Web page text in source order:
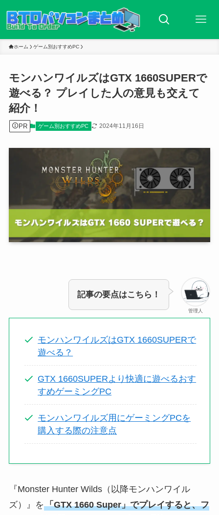
ホーム ゲーム別おすすめPC
モンハンワイルズはGTX 1660SUPERで
遊べる？ プレイした人の意見も交えて
紹介！
PR ゲーム別おすすめPC 2024年11月16日
管理人
記事の要点はこちら！
モンハンワイルズはGTX 1660SUPERで
遊べる？
GTX 1660SUPERより快適に遊べるおす
すめゲーミングPC
モンハンワイルズ用にゲーミングPCを
購入する際の注意点
『Monster Hunter Wilds（以降モンハンワイル
ズ）』を「GTX 1660 Super」でプレイすると、フ